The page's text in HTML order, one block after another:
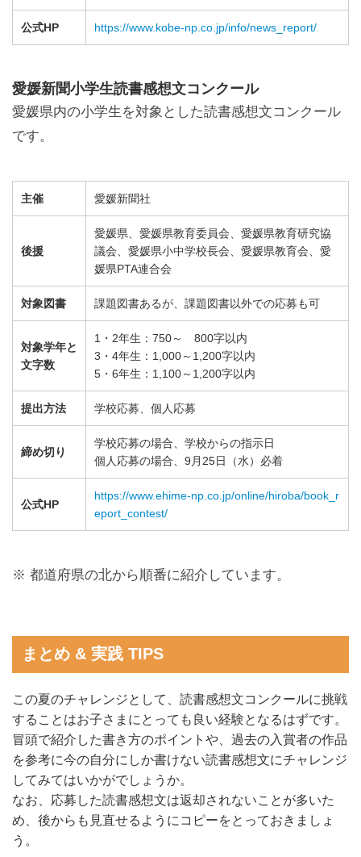
公式HP https://www.kobe-np.co.jp/info/news_report/
愛媛新聞小学生読書感想文コンクール
愛媛県内の小学生を対象とした読書感想文コンクール
です。
主催 愛媛新聞社
後援
愛媛県、愛媛県教育委員会、愛媛県教育研究協
議会、愛媛県小中学校長会、愛媛県教育会、愛
媛県PTA連合会
対象図書 課題図書あるが、課題図書以外での応募も可
対象学年と
文字数
1・2年生：750～ 800字以内
3・4年生：1,000～1,200字以内
5・6年生：1,100～1,200字以内
提出方法 学校応募、個人応募
締め切り
学校応募の場合、学校からの指示日
個人応募の場合、9月25日（水）必着
公式HP
https://www.ehime-np.co.jp/online/hiroba/book_r
eport_contest/
※ 都道府県の北から順番に紹介しています。
まとめ & 実践 TIPS
この夏のチャレンジとして、読書感想文コンクールに挑戦
することはお子さまにとっても良い経験となるはずです。
冒頭で紹介した書き方のポイントや、過去の入賞者の作品
を参考に今の自分にしか書けない読書感想文にチャレンジ
してみてはいかがでしょうか。
なお、応募した読書感想文は返却されないことが多いた
め、後からも見直せるようにコピーをとっておきましょ
う。